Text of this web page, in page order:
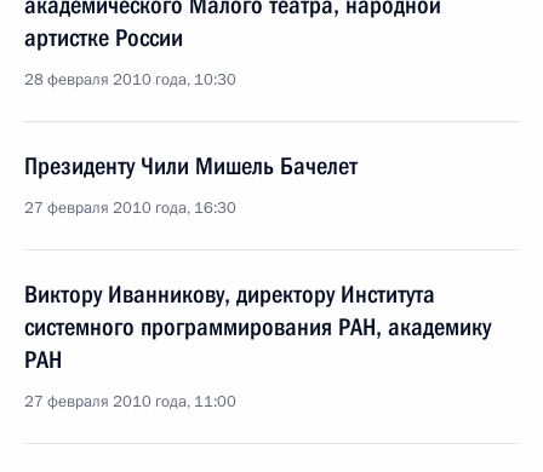
артистке России
28 февраля 2010 года, 10:30
Президенту Чили Мишель Бачелет
27 февраля 2010 года, 16:30
Виктору Иванникову, директору Института
системного программирования РАН, академику
РАН
27 февраля 2010 года, 11:00